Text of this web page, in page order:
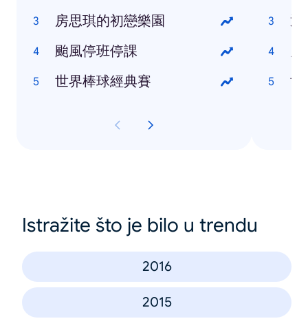
房思琪的初戀樂園
颱風停班停課
世界棒球經典賽
通
世
Istražite što je bilo u trendu
2016
2015